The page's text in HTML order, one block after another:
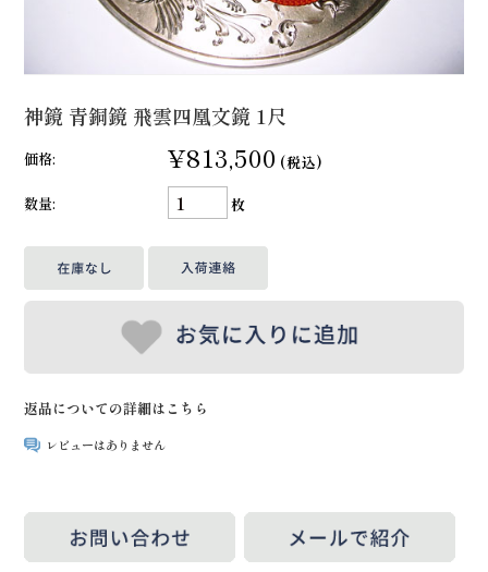
神鏡 青銅鏡 飛雲四凰文鏡 1尺
価格: ¥813,500 (税込)
数量:
枚
返品についての詳細はこちら
レビューはありません